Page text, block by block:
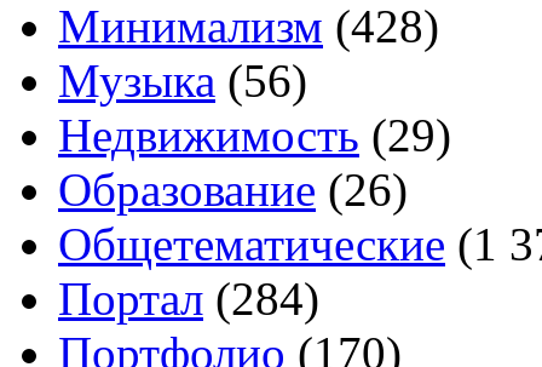
Минимализм (428)
Музыка (56)
Недвижимость (29)
Образование (26)
Общетематические (1
Портал (284)
Портфолио (170)